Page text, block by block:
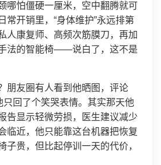
哪怕僵硬一厘米，空中翻腾就可
常开销里，“身体维护”永远排第
人康复师、高频次筋膜刀，再加
手法的智能椅——说白了，这不是
朋友圈有人看到他晒图，评论
只回了个笑哭表情。其实那天他
告显示轻微劳损，医生建议减少
临近，他只能靠这台机器把恢复
子贵，但比起停训一天的代价，